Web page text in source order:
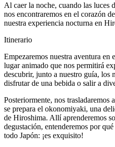
Al caer la noche, cuando las luces
nos encontraremos en el corazón
nuestra experiencia nocturna en
Itinerario
Empezaremos nuestra aventura
lugar animado que nos permitirá
descubrir, junto a nuestro guía, los
disfrutar de una bebida o salir a
Posteriormente, nos trasladaremos
se prepara el okonomiyaki, una
de Hiroshima. Allí aprenderemos
degustación, entenderemos por
todo Japón: ¡es exquisito!